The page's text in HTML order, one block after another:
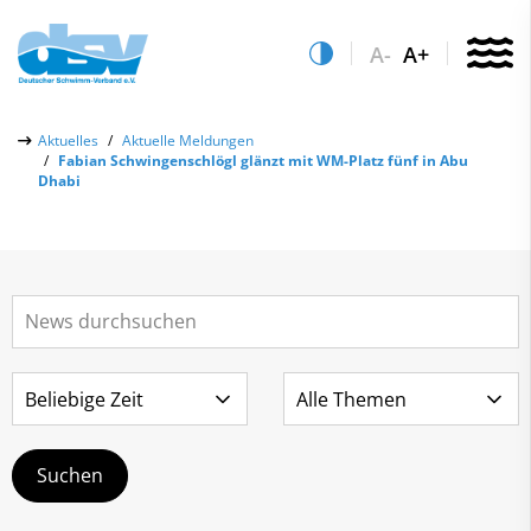
A- A+
Aktuelles
Aktuelle Meldungen
Fabian Schwingenschlögl glänzt mit WM-Platz fünf in Abu
Dhabi
Über uns
Aktuelles
Leistungs- & Wettkampfsport
Schwimmen lernen
Sportentwicklung
Service
Vereinsfinder
Lizenzwesen
Zentrale Hinweisstelle
Anti-Doping
Recht auf sicheren Schwimmsport
Abteilungen